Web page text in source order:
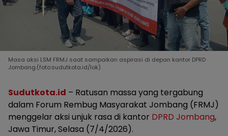
Masa aksi LSM FRMJ saat sampaikan aspirasi di depan kantor DPRD
Jombang.(foto:sudutkota.id/lok)
Sudutkota.id – Ratusan massa yang tergabung
dalam Forum Rembug Masyarakat Jombang (FRMJ)
menggelar aksi unjuk rasa di kantor DPRD Jombang,
Jawa Timur, Selasa (7/4/2026).